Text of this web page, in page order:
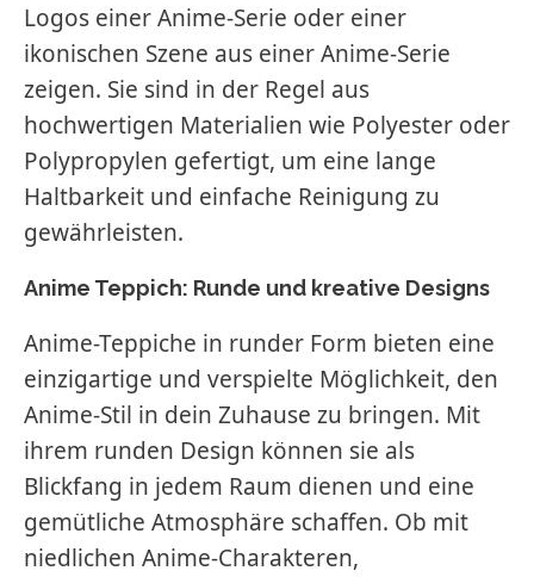
Logos einer Anime-Serie oder einer
ikonischen Szene aus einer Anime-Serie
zeigen. Sie sind in der Regel aus
hochwertigen Materialien wie Polyester oder
Polypropylen gefertigt, um eine lange
Haltbarkeit und einfache Reinigung zu
gewährleisten.
Anime Teppich: Runde und kreative Designs
Anime-Teppiche in runder Form bieten eine
einzigartige und verspielte Möglichkeit, den
Anime-Stil in dein Zuhause zu bringen. Mit
ihrem runden Design können sie als
Blickfang in jedem Raum dienen und eine
gemütliche Atmosphäre schaffen. Ob mit
niedlichen Anime-Charakteren,